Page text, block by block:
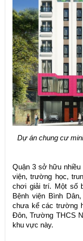
Dự án chung cư
Quận 3 sở hữu nhiều
viện, trường học,
chơi giải trí. Một số
Bệnh viện Bình
chưa kể các trường
Đôn, Trường THCS
khu vực này.